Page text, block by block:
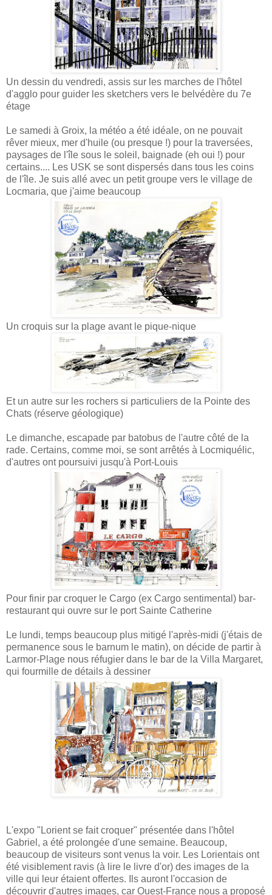
Un dessin du vendredi, assis sur les marches de l'hôtel
d'agglo pour guider les sketchers vers le belvédère du 7e
étage
Le samedi à Groix, la météo a été idéale, on ne pouvait
rêver mieux, mer d'huile (ou presque !) pour la traversées,
paysages de l'île sous le soleil, baignade (eh oui !) pour
certains.... Les USK se sont dispersés dans tous les coins
de l'île. Je suis allé avec un petit groupe vers le village de
Locmaria, que j'aime beaucoup
Un croquis sur la plage avant le pique-nique
Et un autre sur les rochers si particuliers de la Pointe des
Chats (réserve géologique)
Le dimanche, escapade par batobus de l'autre côté de la
rade. Certains, comme moi, se sont arrêtés à Locmiquélic,
d'autres ont poursuivi jusqu'à Port-Louis
Pour finir par croquer le Cargo (ex Cargo sentimental) bar-
restaurant qui ouvre sur le port Sainte Catherine
Le lundi, temps beaucoup plus mitigé l'après-midi (j'étais de
permanence sous le barnum le matin), on décide de partir à
Larmor-Plage nous réfugier dans le bar de la Villa Margaret,
qui fourmille de détails à dessiner
L'expo "Lorient se fait croquer" présentée dans l'hôtel
Gabriel, a été prolongée d'une semaine. Beaucoup,
beaucoup de visiteurs sont venus la voir. Les Lorientais ont
été visiblement ravis (à lire le livre d'or) des images de la
ville qui leur étaient offertes. Ils auront l'occasion de
découvrir d'autres images, car Ouest-France nous a proposé